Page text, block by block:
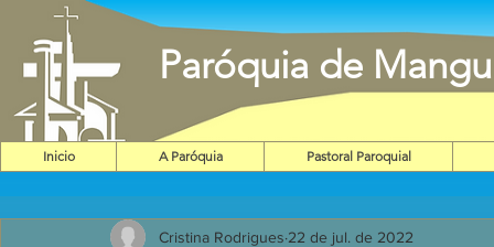
Paróquia de
Inicio A Paróquia Pastoral Paroquial
Cristina Rodrigues 22 de jul. de 2022